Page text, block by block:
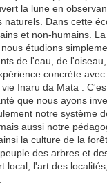
la lune en
naturels. Dans cette
et non-humains.
étudions
de l'eau, de
concrète
Inaru da Mata .
que nous ayons
notre système
aussi notre
la culture de la
des arbres et
local, l'art des